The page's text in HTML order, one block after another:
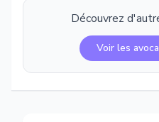
Découvrez
Voir les